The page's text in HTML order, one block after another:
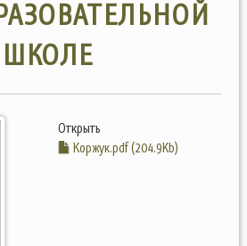
ШКОЛЕ
Открыть
Коржук.pdf (204.9Kb)